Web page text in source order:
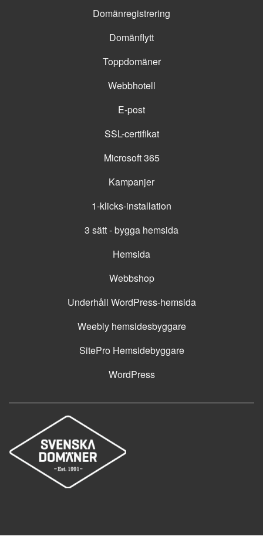
Domänregistrering
Domänflytt
Toppdomäner
Webbhotell
E-post
SSL-certifikat
Microsoft 365
Kampanjer
1-klicks-installation
3 sätt - bygga hemsida
Hemsida
Webbshop
Underhåll WordPress-hemsida
Weebly hemsidesbyggare
SitePro Hemsidebyggare
WordPress